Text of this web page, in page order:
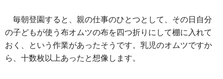
毎朝登園すると、親の仕事のひとつとして、その日自分
の子どもが使う布オムツの布を四つ折りにして棚に入れて
おく、という作業があったそうです。乳児のオムツですか
ら、十数枚以上あったと想像します。